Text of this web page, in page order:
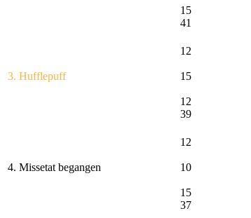
15
41
3. Hufflepuff
12
15
12
39
4. Missetat begangen
12
10
15
37